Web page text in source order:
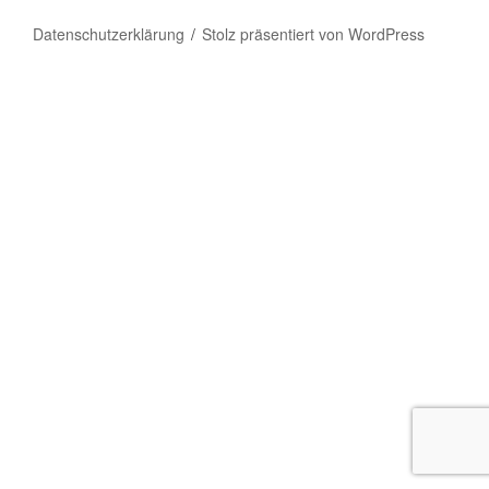
Datenschutzerklärung Stolz präsentiert von WordPress